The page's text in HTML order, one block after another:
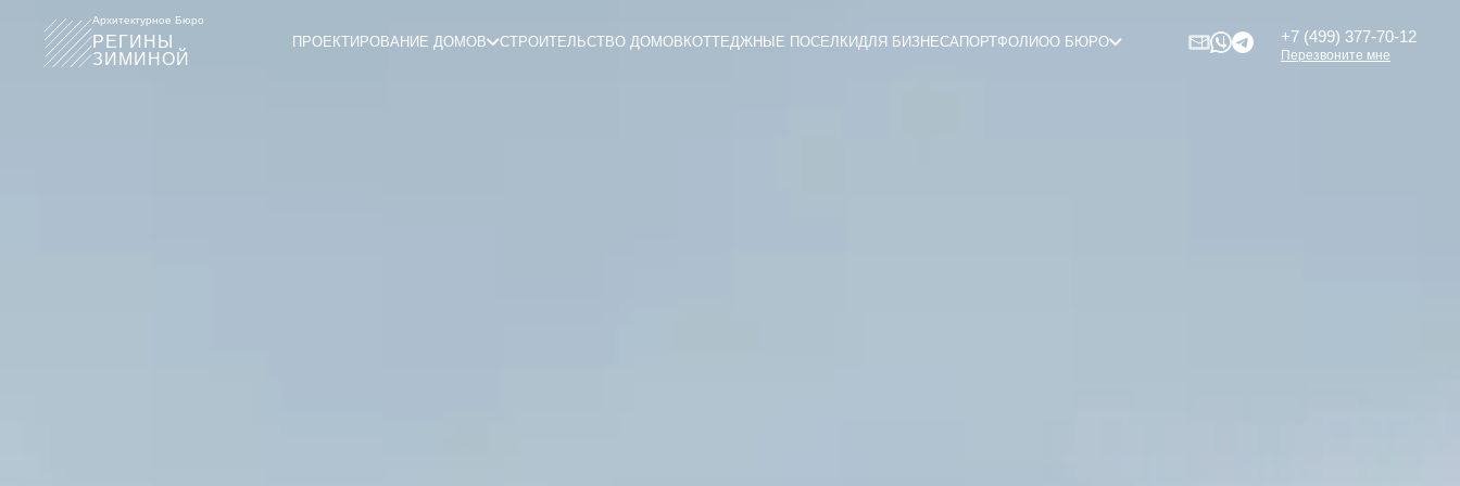
Архитектурное Бюро
РЕГИНЫ
ЗИМИНОЙ
ПРОЕКТИРОВАНИЕ ДОМОВ СТРОИТЕЛЬСТВО ДОМОВ КОТТЕДЖНЫЕ ПОСЕЛКИДЛЯ БИЗНЕСАПОРТФОЛИОО БЮРО +7 (499) 377-70-12
Перезвоните мне